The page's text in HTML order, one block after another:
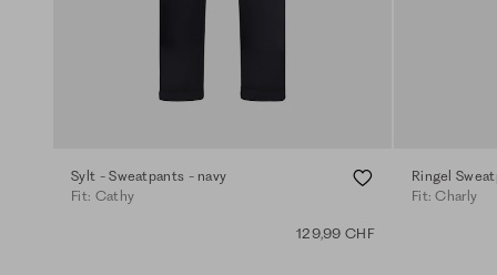
Sylt - Sweatpants - navy
Fit: Cathy
129,99 CHF
Ringel
Fit: Charly